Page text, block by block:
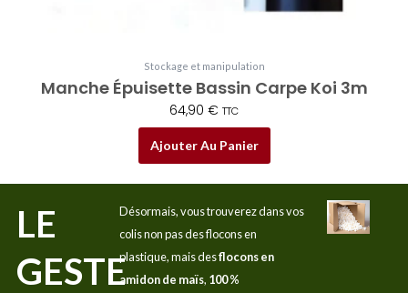
Stockage et manipulation
Manche Épuisette Bassin Carpe Koi 3m
64,90 € TTC
Ajouter Au Panier
LE
GESTE
Désormais, vous trouverez dans vos
colis non pas des flocons en
plastique, mais desflocons en
amidon de maïs, 100 %